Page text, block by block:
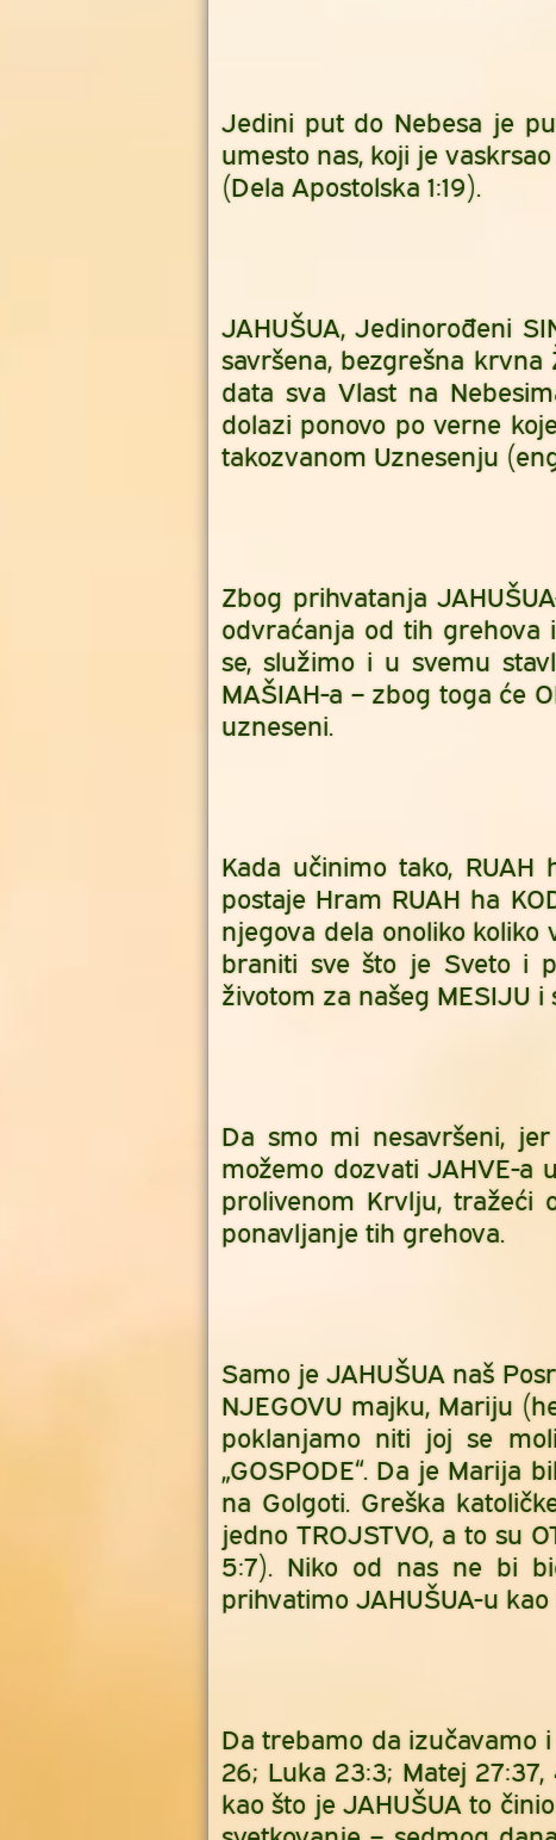
Jedini put do Nebesa je
umesto nas, koji je
(Dela Apostolska 1:19).
JAHUŠUA, Jedinorođeni
savršena, bezgrešna
data sva Vlast na
dolazi ponovo po verne
takozvanom Uznesenju
Zbog prihvatanja
odvraćanja od tih grehova
se, služimo i u svemu
MAŠIAH-a – zbog toga će
uzneseni.
Kada učinimo tako, RUAH
postaje Hram RUAH ha
njegova dela onoliko koliko
braniti sve što je Sveto i
životom za našeg MESIJU i
Da smo mi nesavršeni,
možemo dozvati JAHVE-a
prolivenom Krvlju, tražeći
ponavljanje tih grehova.
Samo je JAHUŠUA naš
NJEGOVU majku, Mariju
poklanjamo niti joj se
„GOSPODE“. Da je
na Golgoti. Greška
jedno TROJSTVO, a to su
5:7). Niko od nas ne bi
prihvatimo JAHUŠUA-u kao
Da trebamo da izučavamo
26; Luka 23:3; Matej
kao što je JAHUŠUA to